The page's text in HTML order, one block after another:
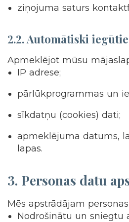
ziņojuma saturs
2.2. Automātiski
Apmeklējot mūsu
IP adrese;
pārlūkprogrammas un
sīkdatņu (cookies) dati;
apmeklējuma datums,
lapas.
3. Personas datu
Mēs apstrādājam
Nodrošinātu un sniegtu